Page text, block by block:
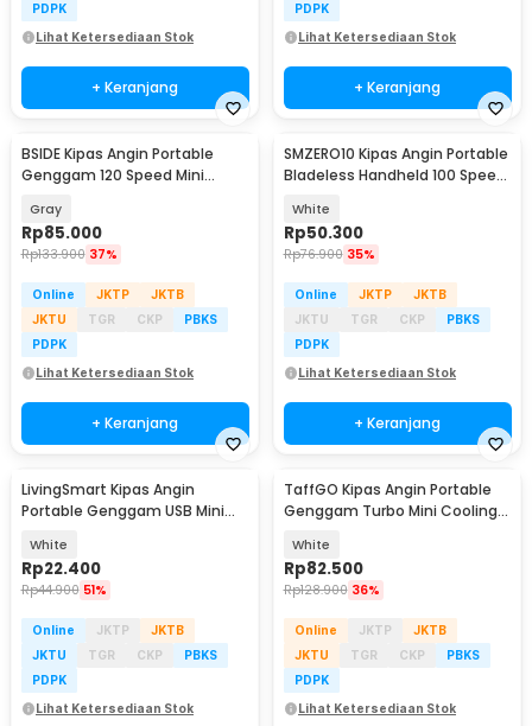
PDPK
Lihat Ketersediaan Stok
+ Keranjang
PDPK
Lihat Ketersediaan Stok
+ Keranjang
BSIDE Kipas Angin Portable
Genggam 120 Speed Mini
Gray
Rp85.000
Rp133.900 37%
Online JKTP
JKTB
JKTU
TGR CKP
PBKS
PDPK
Lihat Ketersediaan Stok
+ Keranjang
SMZERO10 Kipas Angin Portable
Bladeless Handheld 100 Speed
White
Rp50.300
Rp76.900 35%
Online JKTP
JKTB
JKTU
TGR CKP
PBKS
PDPK
Lihat Ketersediaan Stok
+ Keranjang
LivingSmart Kipas Angin
Portable Genggam USB Mini
White
Rp22.400
Rp44.900 51%
Online JKTP
JKTB
JKTU
TGR CKP
PBKS
PDPK
Lihat Ketersediaan Stok
TaffGO Kipas Angin Portable
Genggam Turbo Mini Cooling
White
Rp82.500
Rp128.900 36%
Online JKTP
JKTB
JKTU
TGR CKP
PBKS
PDPK
Lihat Ketersediaan Stok